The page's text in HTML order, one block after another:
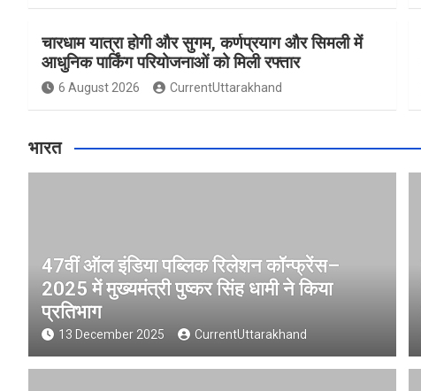
चारधाम यात्रा होगी और सुगम, कर्णप्रयाग और सिमली में
आधुनिक पार्किंग परियोजनाओं को मिली रफ्तार
6 August 2026 CurrentUttarakhand
भारत
47वीं ऑल इंडिया पब्लिक रिलेशन कॉन्फ्रेंस–
2025 में मुख्यमंत्री पुष्कर सिंह धामी ने किया
प्रतिभाग
13 December 2025 CurrentUttarakhand